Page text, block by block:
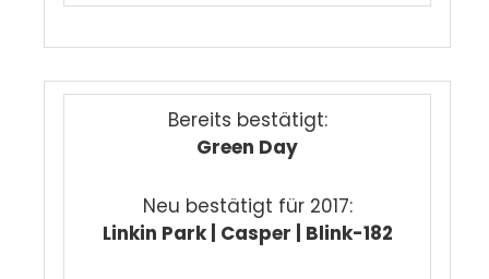
Bereits bestätigt:
Green Day
Neu bestätigt für 2017:
Linkin Park | Casper | Blink-182